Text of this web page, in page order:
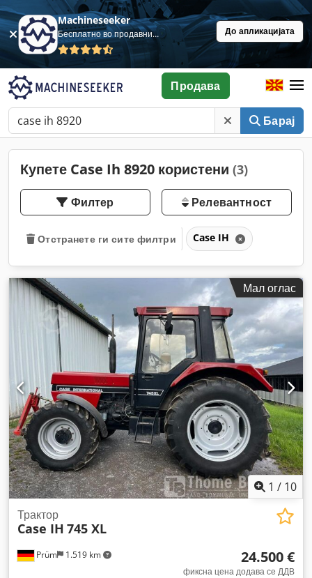
Machineseeker
Бесплатно во продавница До апликацијата
Барај
Продава
Купете Case Ih 8920 користени (3)
Филтер Релевантност
Отстранете ги сите филтри Case IH
Мал оглас
1 / 10
Prüm 1.519 km
Трактор
Case IH 745 XL
24.500 €
фиксна цена додава се ДДВ